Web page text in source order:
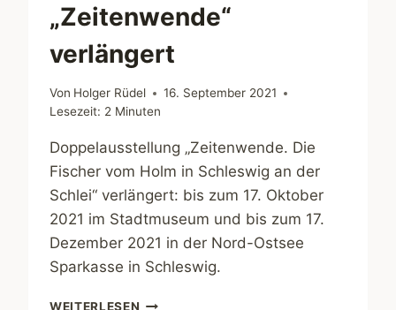
„Zeitenwende“
verlängert
Von Holger Rüdel
16. September 2021
Lesezeit: 2 Minuten
Doppelausstellung „Zeitenwende. Die
Fischer vom Holm in Schleswig an der
Schlei“ verlängert: bis zum 17. Oktober
2021 im Stadtmuseum und bis zum 17.
Dezember 2021 in der Nord-Ostsee
Sparkasse in Schleswig.
WEITERLESEN DOPPELAUSSTELLUNG